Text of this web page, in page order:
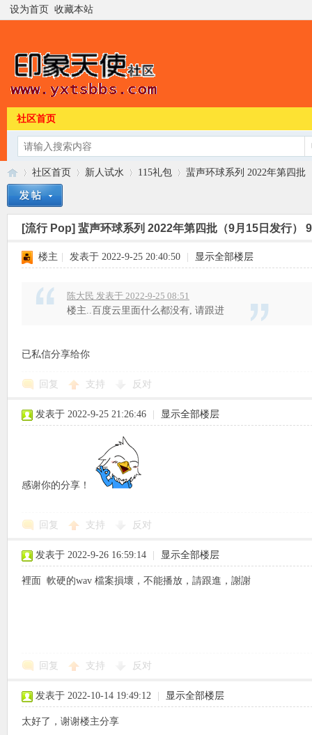
设为首页 收藏本站
社区首页
»
社区首页
›
新人试水
›
115礼包
›
蜚声环球系列 2022年第四批
[流行 Pop] 蜚声环球系列 2022年第四批（9月15日发行）
楼主 发表于 2022-9-25 20:40:50 显示全部楼层
陈大民 发表于 2022-9-25 08:51
楼主..百度云里面什么都没有, 请跟进
已私信分享给你
回复 支持 反对
发表于 2022-9-25 21:26:46 显示全部楼层
感谢你的分享！
回复 支持 反对
发表于 2022-9-26 16:59:14 显示全部楼层
裡面 軟硬的wav 檔案損壞，不能播放，請跟進，謝謝
回复 支持 反对
发表于 2022-10-14 19:49:12 显示全部楼层
太好了，谢谢楼主分享